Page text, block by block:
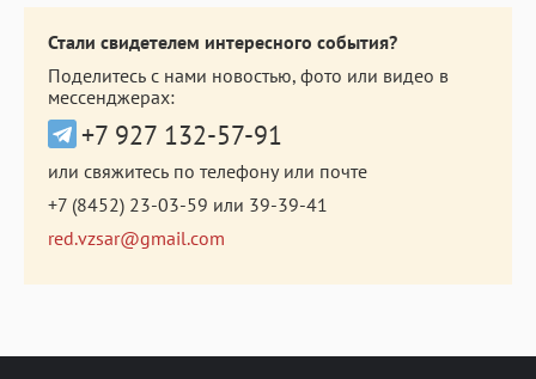
Стали свидетелем интересного события?
Поделитесь с нами новостью, фото или видео в
мессенджерах:
+7 927 132-57-91
или свяжитесь по телефону или почте
+7 (8452) 23-03-59 или 39-39-41
red.vzsar@gmail.com